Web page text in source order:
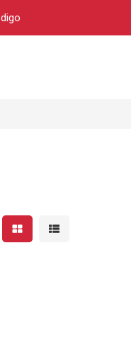
Mostrar resultados em
Mostrar